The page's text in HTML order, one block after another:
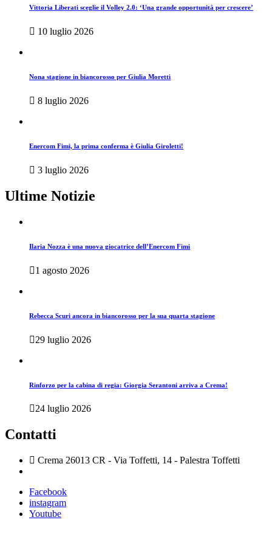
Vittoria Liberati sceglie il Volley 2.0: ‘Una grande opportunità per crescere’
10 luglio 2026
Nona stagione in biancorosso per Giulia Moretti
8 luglio 2026
Enercom Fimi, la prima conferma è Giulia Giroletti!
3 luglio 2026
Ultime Notizie
Ilaria Nozza è una nuova giocatrice dell’Enercom Fimi
1 agosto 2026
Rebecca Scuri ancora in biancorosso per la sua quarta stagione
29 luglio 2026
Rinforzo per la cabina di regia: Giorgia Serantoni arriva a Crema!
24 luglio 2026
Contatti
Crema 26013 CR - Via Toffetti, 14 - Palestra Toffetti
Facebook
instagram
Youtube